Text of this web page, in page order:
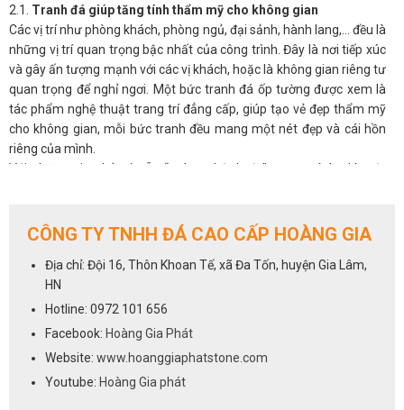
2.1. Tranh đá giúp tăng tính thẩm mỹ cho không gian
Các vị trí như phòng khách, phòng ngủ, đại sảnh, hành lang,… đều là
những vị trí quan trọng bậc nhất của công trình. Đây là nơi tiếp xúc
và gây ấn tượng mạnh với các vị khách, hoặc là không gian riêng tư
quan trọng để nghỉ ngơi. Một bức tranh đá ốp tường được xem là
tác phẩm nghệ thuật trang trí đẳng cấp, giúp tạo vẻ đẹp thẩm mỹ
cho không gian, mỗi bức tranh đều mang một nét đẹp và cái hồn
riêng của mình.
Với những gia chủ có sẵn “máu nghệ thuật” trong mình, thì một
2.2.Tranh đá giúp điều hòa phong thủy cho phòng khách
nghĩa phong thủy, có thể tác động đến âm dương ngũ hành và làm
thay đổi vận khí trong nhà. Được hình thành hoàn toàn từ tự nhiên,
nên có tác dụng tạo không gian thoáng đãng, mở rộng tầm nhìn,
đem đến nguồn năng lượng tích cực, an nhiên cho các thành viên
Người ta quan niệm, khi chọn tranh đá tự nhiên có màu sắc hợp với
mệnh còn mang đến may mắn, tài lộc, hóa giải những xui xẻo, giúp
CÔNG TY TNHH ĐÁ CAO CẤP HOÀNG GIA
Địa chỉ: Đội 16, Thôn Khoan Tế, xã Đa Tốn, huyện Gia Lâm,
HN
Hotline: 0972 101 656
Facebook: Hoàng Gia Phát
Website: www.hoanggiaphatstone.com
Youtube: Hoàng Gia phát